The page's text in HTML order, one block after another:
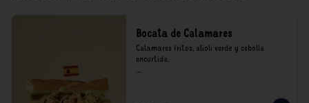
Bocata de Calamares
Calamares fritos, alioli verde y cebolla
encurtida.